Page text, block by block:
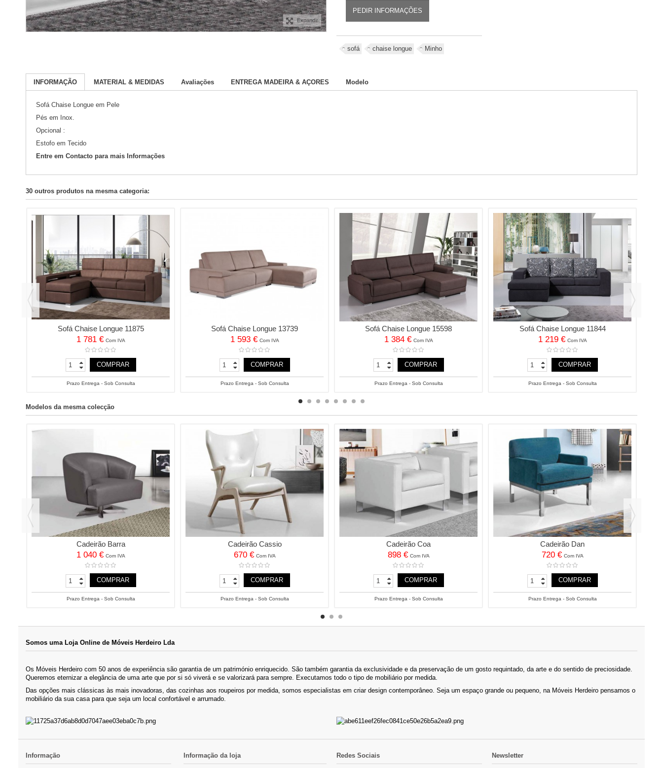
Expandir
PEDIR INFORMAÇÕES
sofá chaise longue Minho
INFORMAÇÃO MATERIAL & MEDIDAS Avaliações ENTREGA MADEIRA & AÇORES Modelo
Sofá Chaise Longue em Pele
Pés em Inox.
Opcional :
Estofo em Tecido
Entre em Contacto para mais Informações
30 outros produtos na mesma categoria:
Sofá Chaise Longue 11875
1 781 € Com IVA
COMPRAR
Prazo Entrega - Sob Consulta
Sofá Chaise Longue 13739
1 593 € Com IVA
COMPRAR
Prazo Entrega - Sob Consulta
Sofá Chaise Longue 15598
1 384 € Com IVA
COMPRAR
Prazo Entrega - Sob Consulta
Sofá Chaise Longue 11844
1 219 € Com IVA
COMPRAR
Prazo Entrega - Sob Consulta
Modelos da mesma colecção
Cadeirão Barra
1 040 € Com IVA
COMPRAR
Prazo Entrega - Sob Consulta
Cadeirão Cassio
670 € Com IVA
COMPRAR
Prazo Entrega - Sob Consulta
Cadeirão Coa
898 € Com IVA
COMPRAR
Prazo Entrega - Sob Consulta
Cadeirão Dan
720 € Com IVA
COMPRAR
Prazo Entrega - Sob Consulta
Somos uma Loja Online de Móveis Herdeiro Lda
Os Móveis Herdeiro com 50 anos de experiência são garantia de um património enriquecido. São também garantia da exclusividade e da preservação de um gosto requintado, da arte e do sentido de preciosidade.
Queremos eternizar a elegância de uma arte que por si só viverá e se valorizará para sempre. Executamos todo o tipo de mobiliário por medida.
Das opções mais clássicas às mais inovadoras, das cozinhas aos roupeiros por medida, somos especialistas em criar design contemporâneo. Seja um espaço grande ou pequeno, na Móveis Herdeiro pensamos o
mobiliário da sua casa para que seja um local confortável e arrumado.
Informação Informação da loja Redes Sociais Newsletter